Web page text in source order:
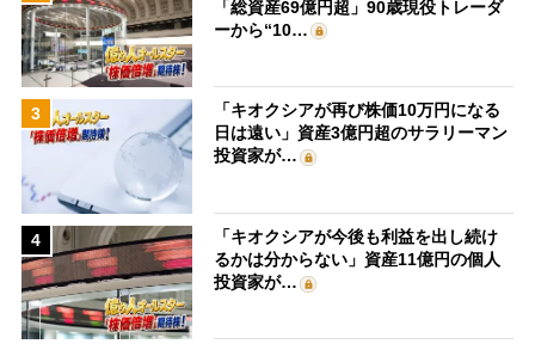
「総資産69億円超」90歳現役トレーダ
ーから“10…
3
「キオクシアが再び株価10万円になる
日は遠い」資産3億円超のサラリーマン
投資家が…
4
「キオクシアが今後も利益を出し続け
るかは分からない」資産11億円の個人
投資家が…